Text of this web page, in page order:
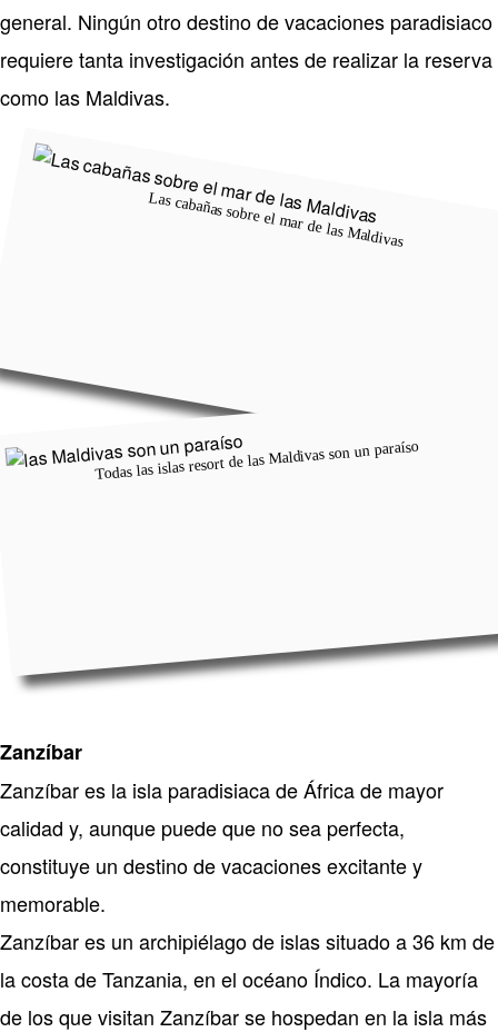
general. Ningún otro destino de vacaciones paradisiaco
requiere tanta investigación antes de realizar la reserva
como las Maldivas.
Las cabañas sobre el mar de las Maldivas
Todas las islas resort de las Maldivas son un paraíso
Zanzíbar
Zanzíbar es la isla paradisiaca de África de mayor
calidad y, aunque puede que no sea perfecta,
constituye un destino de vacaciones excitante y
memorable.
Zanzíbar es un archipiélago de islas situado a 36 km de
la costa de Tanzania, en el océano Índico. La mayoría
de los que visitan Zanzíbar se hospedan en la isla más